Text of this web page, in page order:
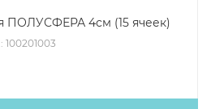
ПОЛУСФЕРА 4см (15 ячеек)
100201003